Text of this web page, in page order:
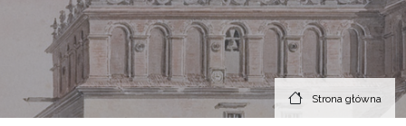
Strona główna